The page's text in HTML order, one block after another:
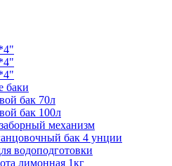
баки
бак 70л
бак 100л
механизм
бак 4 унции
водоподготовки
лимонная 1кг